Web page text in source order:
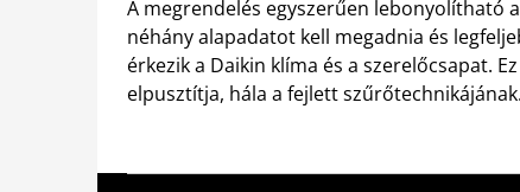
A megrendelés egyszerűen lebonyolítható
néhány alapadatot kell megadnia és
érkezik a Daikin klíma és a szerelőcsapat.
elpusztítja, hála a fejlett szűrőtechnikájának.